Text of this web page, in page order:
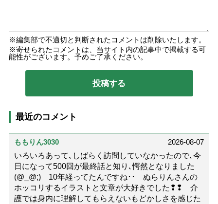
編集部で不適切と判断されたコメントは削除いたします。
寄せられたコメントは、当サイト内の記事中で掲載する可
能性がございます。予めご了承ください。
最近のコメント
ももりん3030
2026-08-07
いろいろあって､しばらく訪問していなかったので､今
日になって500回が最終話と知り､愕然となりました
(@_@;) 10年経ってたんですね･･ ぬらりんさんの
ホッコリするイラストと文章が大好きでした❢❢ 介
護では身内に理解してもらえないもどかしさを感じた